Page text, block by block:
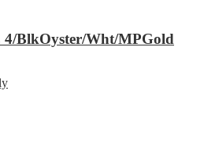
BlkOyster/Wht/MPGold